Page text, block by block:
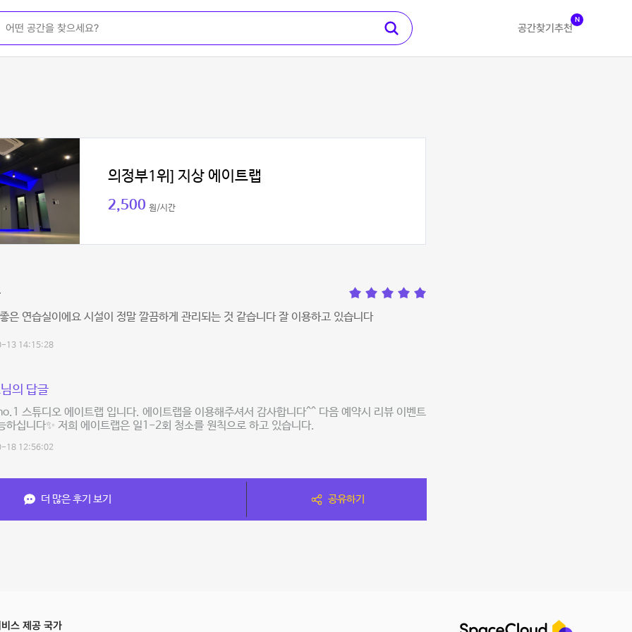
공간찾기 추천
N
의정부1위] 지상 에이트랩
2,500 원/시간
은 연습실이에요 시설이 정말 깔끔하게 관리되는 것 같습니다 잘 이용하고 있습니다
13 14:15:28
의 답글
스튜디오 에이트랩 입니다. 에이트랩을 이용해주셔서 감사합니다^^ 다음 예약시 리뷰 이벤트
하십니다✨ 저희 에이트랩은 일1-2회 청소를 원칙으로 하고 있습니다.
18 12:56:02
더 많은 후기 보기 공유하기
스 제공 국가